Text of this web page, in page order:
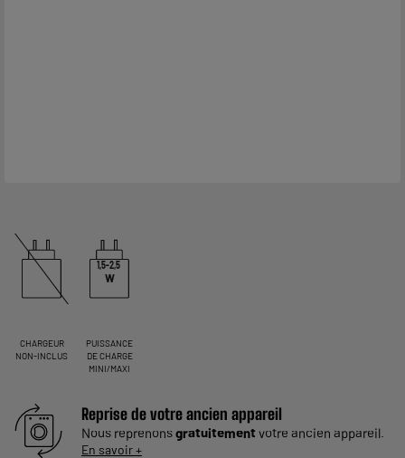
CHARGEUR
NON-INCLUS
1,5-2,5
W
PUISSANCE
DE CHARGE
MINI/MAXI
Reprise de votre ancien appareil
Nous reprenonsgratuitement votre ancien appareil.
En savoir +